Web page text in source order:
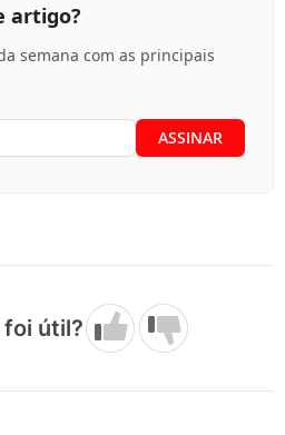
artigo?
semana com as principais
útil?